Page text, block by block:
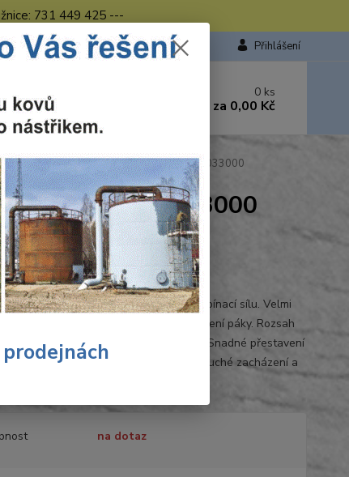
731 449 425 ---
Přihlášení
423
16.00 hod.
0 ks
za 0,00 Kč
svěrka EHZ PRO 100-700 WOLFCRAFT 3033000
3033000
Ohodnotit produkt
zajistí vysokou a dlouhotrvající upínací sílu. Velmi
upínací síly díky optimálnímu působení páky. Rozsah
mm.Rozsah roztažení: 210 - 960 mm .Snadné přestavení
funkci jen stisknutím tlačítka. Jednoduché zacházení a
na dotaz